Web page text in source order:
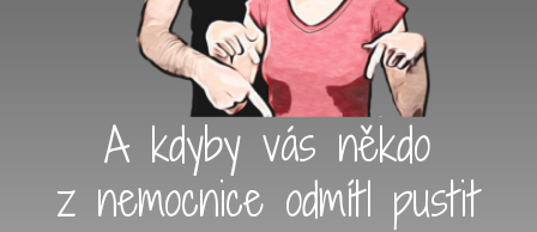
A kdyby vás někdo
z nemocnice odmítl pustit